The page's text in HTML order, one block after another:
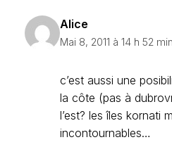
Alice
Mai 8, 2011 à 14 h 52 min
c’est aussi une
la côte (pas à
l’est? les îles kornati
incontournables…